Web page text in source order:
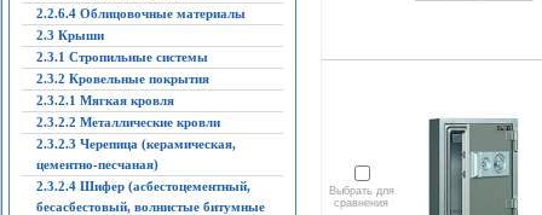
2.2.6.4 Облицовочные материалы
2.3 Крыши
2.3.1 Стропильные системы
2.3.2 Кровельные покрытия
2.3.2.1 Мягкая кровля
2.3.2.2 Металлические кровли
2.3.2.3 Черепица (керамическая,
цементно-песчаная)
2.3.2.4 Шифер (асбестоцементный,
бесасбестовый, волнистые битумные
Выбрать для
сравнения